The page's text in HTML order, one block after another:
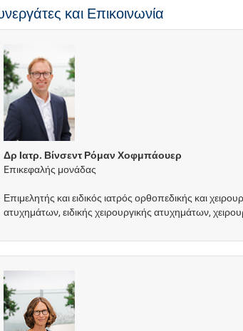
και Επικοινωνία
Δρ Ιατρ. Βίνσεντ Ρόμαν Χοφμπάουερ
Eπικεφαλής μονάδας
Επιμελητής και ειδικός ιατρός ορθοπεδικής και
ατυχημάτων, ειδικής χειρουργικής ατυχημάτων,